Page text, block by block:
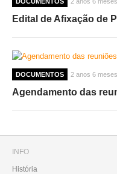
Edital de Afixação de
DOCUMENTOS 2 anos 6
Agendamento das
INFO
História